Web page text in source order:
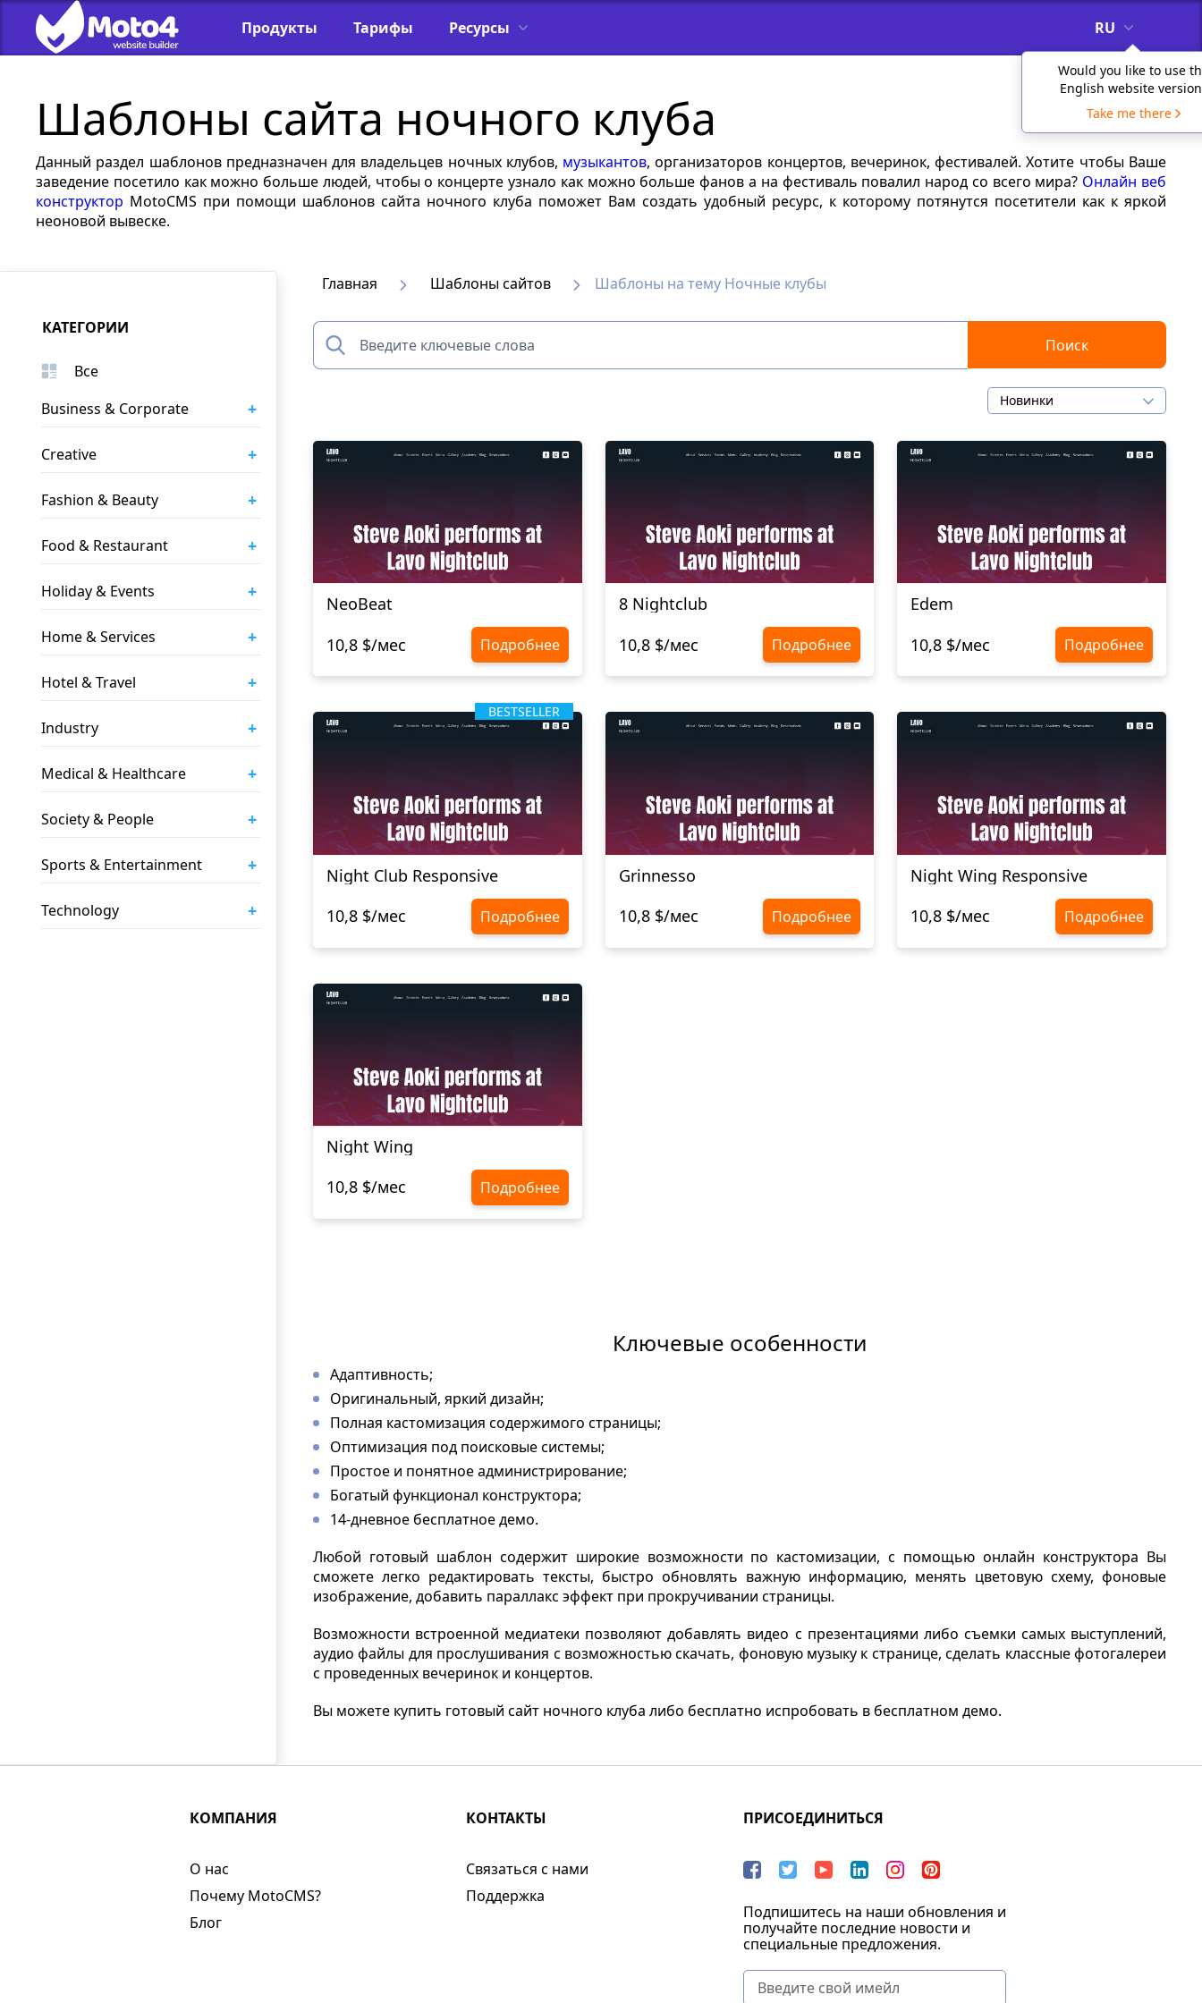
Продукты Тарифы Ресурсы RU
Would you like to use
English website
Take me there
Шаблоны сайта ночного клуба
Данный раздел шаблонов предназначен для владельцев ночных клубов, музыкантов, организаторов концертов, вечеринок, фестивалей. Хотите чтобы Ваше
заведение посетило как можно больше людей, чтобы о концерте узнало как можно больше фанов а на фестиваль повалил народ со всего мира? Онлайн веб
конструктор MotoCMS при помощи шаблонов сайта ночного клуба поможет Вам создать удобный ресурс, к которому потянутся посетители как к яркой
неоновой вывеске.
КАТЕГОРИИ
Все
Business & Corporate
+
Creative +
Fashion & Beauty +
Food & Restaurant +
Holiday & Events +
Home & Services +
Hotel & Travel +
Industry +
Medical & Healthcare +
Society & People +
Sports & Entertainment +
Technology +
Главная Шаблоны сайтов Шаблоны на тему Ночные клубы
Поиск
Новинки
NeoBeat
10,8 $/мес
Подробнее
8 Nightclub
10,8 $/мес
Подробнее
Edem
10,8 $/мес
Подробнее
BESTSELLER
Night Club Responsive
10,8 $/мес
Подробнее
Grinnesso
10,8 $/мес
Подробнее
Night Wing Responsive
10,8 $/мес
Подробнее
Night Wing
10,8 $/мес
Подробнее
Ключевые особенности
Адаптивность;
Оригинальный, яркий дизайн;
Полная кастомизация содержимого страницы;
Оптимизация под поисковые системы;
Простое и понятное администрирование;
Богатый функционал конструктора;
14-дневное бесплатное демо.
Любой готовый шаблон содержит широкие возможности по кастомизации, с помощью онлайн конструктора Вы
сможете легко редактировать тексты, быстро обновлять важную информацию, менять цветовую схему, фоновые
изображение, добавить параллакс эффект при прокручивании страницы.
Возможности встроенной медиатеки позволяют добавлять видео с презентациями либо съемки самых выступлений,
аудио файлы для прослушивания с возможностью скачать, фоновую музыку к странице, сделать классные фотогалереи
с проведенных вечеринок и концертов.
Вы можете купить готовый сайт ночного клуба либо бесплатно испробовать в бесплатном демо.
КОМПАНИЯ
О нас​
Почему MotoCMS?
Блог
КОНТАКТЫ
Связаться с нами
Поддержка
ПРИСОЕДИНИТЬСЯ
Подпишитесь на наши обновления и
получайте последние новости и
специальные предложения.